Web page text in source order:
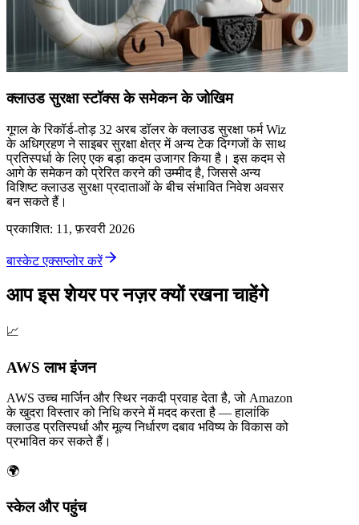
क्लाउड सुरक्षा स्टॉक्स के समेकन के जोखिम
गूगल के रिकॉर्ड-तोड़ 32 अरब डॉलर के क्लाउड सुरक्षा फर्म Wiz
के अधिग्रहण ने साइबर सुरक्षा क्षेत्र में अन्य टेक दिग्गजों के साथ
प्रतिस्पर्धा के लिए एक बड़ा कदम उजागर किया है। इस कदम से
आगे के समेकन को प्रेरित करने की उम्मीद है, जिससे अन्य
विशिष्ट क्लाउड सुरक्षा प्रदाताओं के बीच संभावित निवेश अवसर
बन सकते हैं।
प्रकाशित: 11, फ़रवरी 2026
बास्केट एक्सप्लोर करें
आप इस शेयर पर नज़र क्यों रखना चाहेंगे
📈
AWS लाभ इंजन
AWS उच्च मार्जिन और स्थिर नकदी प्रवाह देता है, जो Amazon
के खुदरा विस्तार को निधि करने में मदद करता है — हालांकि
क्लाउड प्रतिस्पर्धा और मूल्य निर्धारण दबाव भविष्य के विकास को
प्रभावित कर सकते हैं।
🌍
स्केल और पहुंच